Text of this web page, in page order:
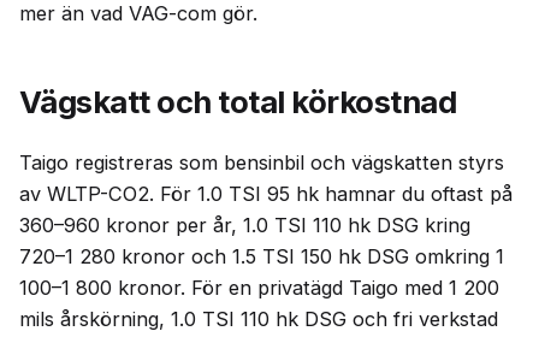
mer än vad VAG-com gör.
Vägskatt och total körkostnad
Taigo registreras som bensinbil och vägskatten styrs
av WLTP-CO2. För 1.0 TSI 95 hk hamnar du oftast på
360–960 kronor per år, 1.0 TSI 110 hk DSG kring
720–1 280 kronor och 1.5 TSI 150 hk DSG omkring 1
100–1 800 kronor. För en privatägd Taigo med 1 200
mils årskörning, 1.0 TSI 110 hk DSG och fri verkstad